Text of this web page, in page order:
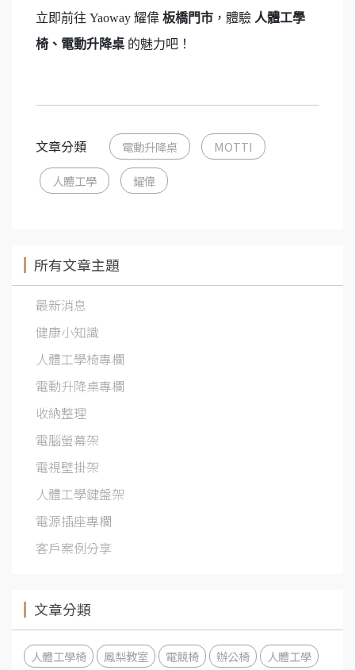
立即前往 Yaoway 耀偉 板橋門市 ，體驗 人體工學
椅、電動升降桌 的魅力吧！
文章分類 電動升降桌 MOTTI
人體工學 耀偉
所有文章主題
最新消息
健康小知識
人體工學椅專欄
電動升降桌專欄
收納整理
電腦螢幕架
電視壁掛架
人體工學鍵盤架
電源插座專欄
客戶案例分享
文章分類
人體工學椅 鳳梨教室 電競椅 辦公椅
人體工學